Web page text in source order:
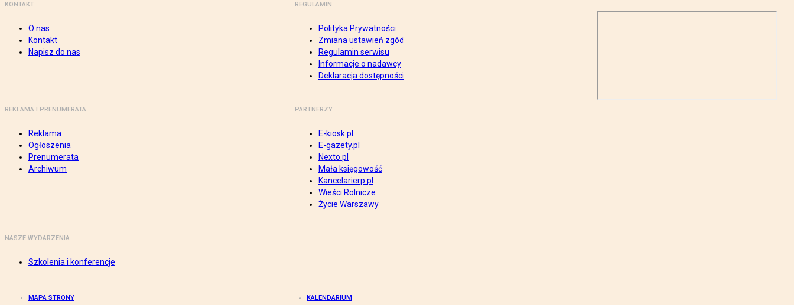
KONTAKT
O nas
Kontakt
Napisz do nas
REGULAMIN
Polityka Prywatności
Zmiana ustawień zgód
Regulamin serwisu
Informacje o nadawcy
Deklaracja dostępności
REKLAMA I PRENUMERATA
Reklama
Ogłoszenia
Prenumerata
Archiwum
PARTNERZY
E-kiosk.pl
E-gazety.pl
Nexto.pl
Mała księgowość
Kancelarierp.pl
Wieści Rolnicze
Życie Warszawy
NASZE WYDARZENIA
Szkolenia i konferencje
MAPA STRONY KALENDARIUM